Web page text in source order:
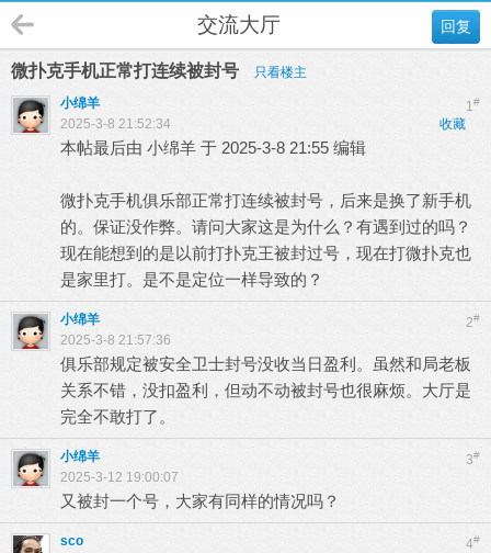
回复
交流大厅
微扑克手机正常打连续被封号 只看楼主
1#
小绵羊
收藏
2025-3-8 21:52:34
本帖最后由 小绵羊 于 2025-3-8 21:55 编辑
微扑克手机俱乐部正常打连续被封号，后来是换了新手机
的。保证没作弊。请问大家这是为什么？有遇到过的吗？
现在能想到的是以前打扑克王被封过号，现在打微扑克也
是家里打。是不是定位一样导致的？
2#
小绵羊
2025-3-8 21:57:36
俱乐部规定被安全卫士封号没收当日盈利。虽然和局老板
关系不错，没扣盈利，但动不动被封号也很麻烦。大厅是
完全不敢打了。
3#
小绵羊
2025-3-12 19:00:07
又被封一个号，大家有同样的情况吗？
4#
sco